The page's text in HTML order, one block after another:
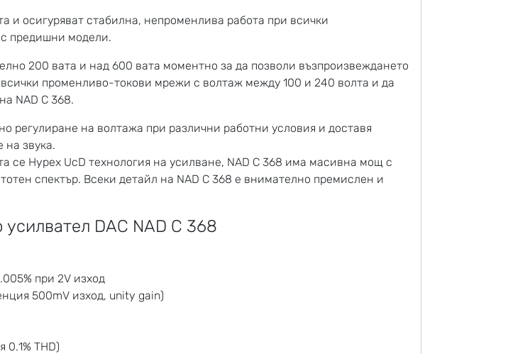
и осигуряват стабилна, непроменлива работа при всички
предишни модели.
200 вата и над 600 вата моментно за да позволи възпроизвеждането
променливо-токови мрежи с волтаж между 100 и 240 волта и да
NAD C 368.
регулиране на волтажа при различни работни условия и доставя
на звука.
се Hypex UcD технология на усилване, NAD C 368 има масивна мощ с
спектър. Всеки детайл на NAD C 368 е внимателно премислен и
DAC NAD C 368
при 2V изход
500mV изход, unity gain)
THD)